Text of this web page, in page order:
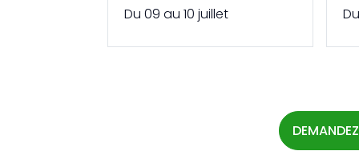
Du 09 au 10 juillet